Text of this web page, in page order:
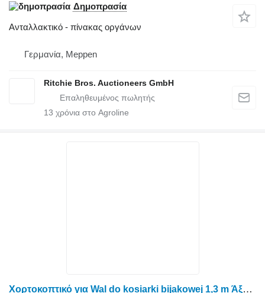
Δημοπρασία
Ανταλλακτικό - πίνακας οργάνων
Γερμανία, Meppen
Ritchie Bros. Auctioneers GmbH
13 χρόνια στο Agroline
Χορτοκοπτικό για Wal do kosiarki bijakowej 1,3 m Άξονας κοπής με κωνικό χλοοκοπτικό 1,3 m για την κεφαλή sms rousseau niesmaro